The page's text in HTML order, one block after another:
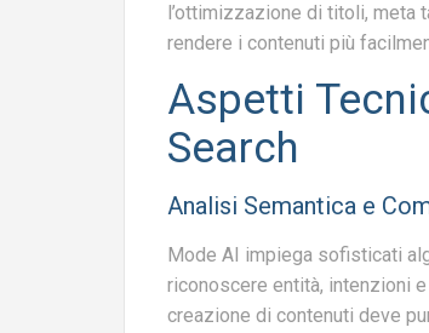
l’ottimizzazione di titoli, meta
rendere i contenuti più
Aspetti
Search
Analisi Semantica e
Mode AI impiega sofisticati
riconoscere entità, intenzioni
creazione di contenuti deve